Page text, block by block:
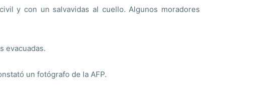
y con un salvavidas al cuello. Algunos moradores
evacuadas.
un fotógrafo de la AFP.